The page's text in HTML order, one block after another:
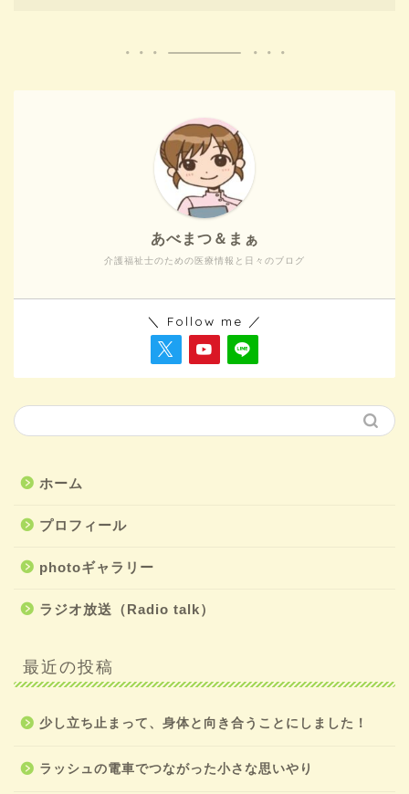
介護福祉士のための医療情報と日々のブログ
あべまつ＆まぁ
＼ Follow me ／
ホーム
プロフィール
photoギャラリー
ラジオ放送（Radio talk）
最近の投稿
少し立ち止まって、身体と向き合うことにしました！
ラッシュの電車でつながった小さな思いやり